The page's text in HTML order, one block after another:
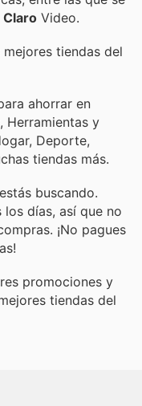
Claro Video.
tiendas del
ahorrar en
Herramientas y
Deporte,
tiendas más.
buscando.
días, así que no
¡No pagues
promociones y
tiendas del